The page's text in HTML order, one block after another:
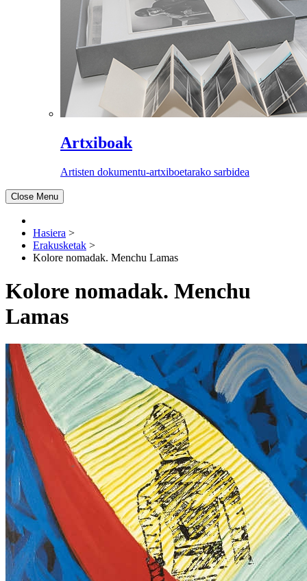
Artxiboak
Artisten dokumentu-artxiboetarako sarbidea
Close Menu
Hasiera >
Erakusketak >
Kolore nomadak. Menchu Lamas
Kolore nomadak. Menchu
Lamas